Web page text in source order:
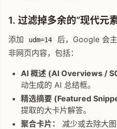
1. 过滤掉多余的“现代元
添加 udm=14
后，Google 会
非网页内容，包括：
AI 概述 (AI Overviews /
动生成的 AI 总结框。
精选摘要 (Featured
提取的大卡片解答。
聚合卡片：
减少或去除大